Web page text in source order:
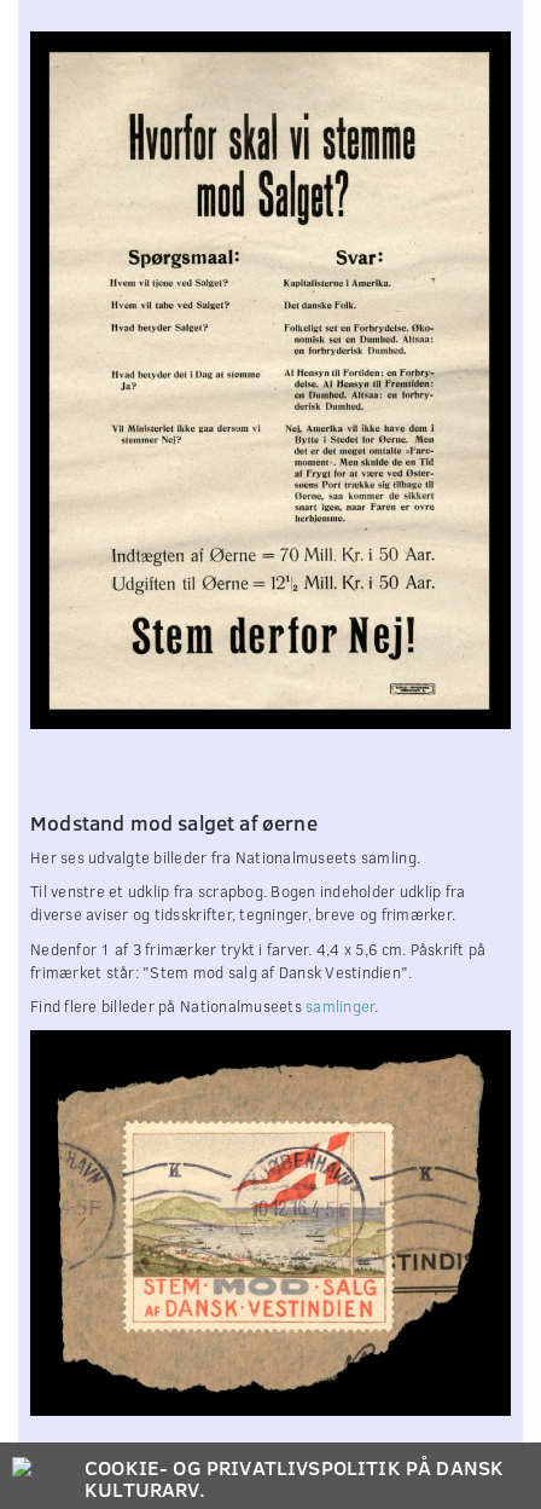
Modstand mod salget af øerne
Her ses udvalgte billeder fra Nationalmuseets samling.
Til venstre et udklip fra scrapbog. Bogen indeholder udklip fra
diverse aviser og tidsskrifter, tegninger, breve og frimærker.
Nedenfor 1 af 3 frimærker trykt i farver. 4,4 x 5,6 cm. Påskrift på
frimærket står: "Stem mod salg af Dansk Vestindien".
Find flere billeder på Nationalmuseets samlinger.
COOKIE- OG PRIVATLIVSPOLITIK PÅ DANSK
KULTURARV.